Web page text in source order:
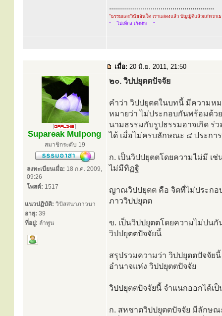
.....................................................
"ธรรมและวินัยอันใด เราแสดงแล้ว บัญญัติแล้วแก่พวกเ
"... ไม่เที่ยง เกิดดับ ..."
เมื่อ: 20 มิ.ย. 2011, 21:50
Supareak Mulpong
สมาชิกระดับ 19
ลงทะเบียนเมื่อ: 18 ก.ค. 2009,
09:26
โพสต์: 1517
แนวปฏิบัติ: วิปัสสนาภาวนา
อายุ: 39
ที่อยู่: ลำพูน
๒๐. วิปปยุตตปัจจัย
คำว่า วิปปยุตตในบทนี้ มีความห
หมายว่า ไม่ประกอบกันพร้อมด้
นามธรรมกับรูปธรรมอาจเกิด ร่
ได้ เมื่อไม่ครบลักษณะ ๔ ประกา
ก. เป็นวิปปยุตตโดยความไม่มี เ
ไม่มีทิฏฐิ
ญาณวิปปยุตต คือ จิตที่ไม่ประก
ภาววิปปยุตต
ข. เป็นวิปปยุตตโดยความไม่ปนกั
วิปปยุตตปัจจัยนี้
สรุปรวมความว่า วิปปยุตตปัจจัย
อำนาจแห่ง วิปปยุตตปัจจัย
วิปปยุตตปัจจัยนี้ จำแนกออกได้เ
ก. สหชาตวิปปยุตตปัจจัย มีลักษณ